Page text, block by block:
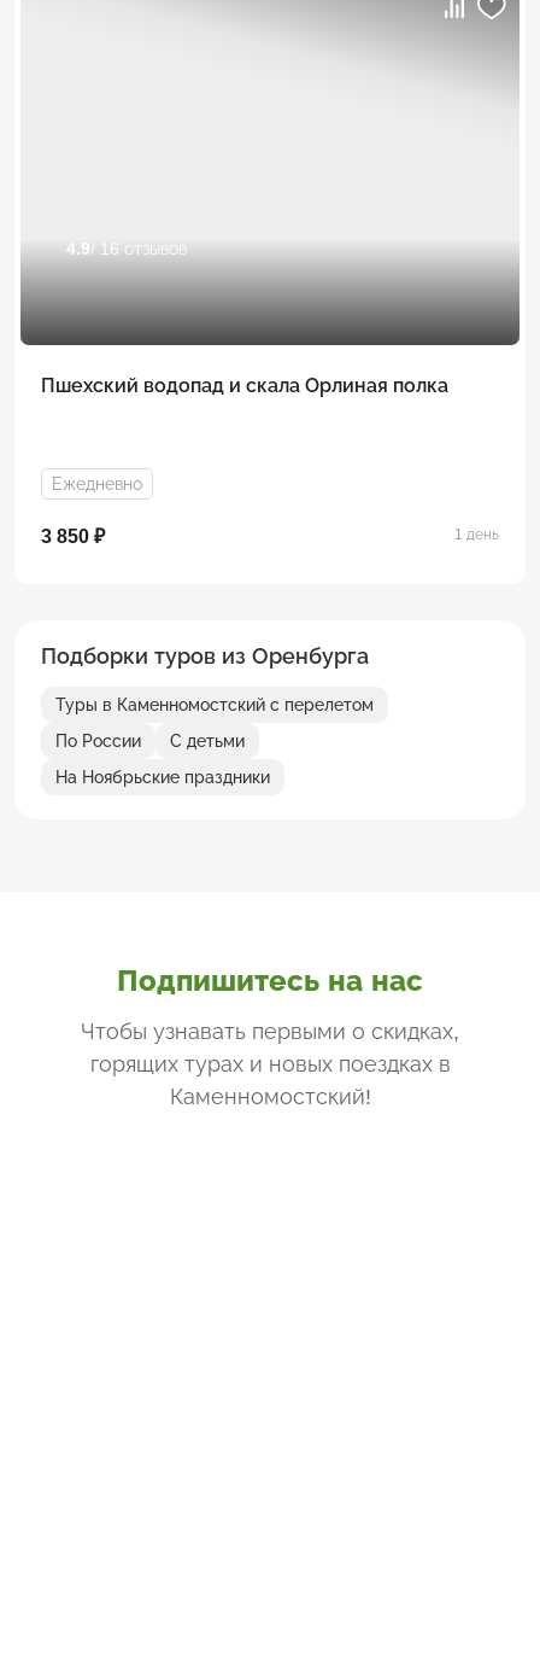
4.9 / 16 отзывов
Пшехский водопад и скала Орлиная полка
Ежедневно
3 850 ₽ 1 день
Подборки туров из Оренбурга
Туры в Каменномостский с перелетом
По России
С детьми
На Ноябрьские праздники
Подпишитесь на нас
Чтобы узнавать первыми о скидках,
горящих турах и новых поездкахв
Каменномостский!